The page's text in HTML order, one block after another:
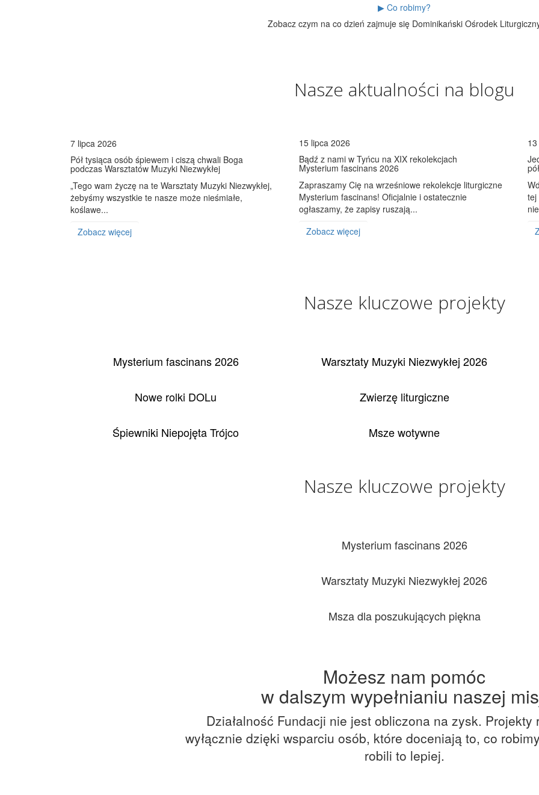
▶ Co robimy?
Zobacz czym na co dzień zajmuje się Dominikański Ośrodek
Nasze aktualności na blogu
15 lipca 2026
Bądź z nami w Tyńcu na XIX rekolekcjach
Mysterium fascinans 2026
Zapraszamy Cię na wrześniowe rekolekcje liturgiczne
Mysterium fascinans! Oficjalnie i ostatecznie
ogłaszamy, że zapisy ruszają...
Zobacz więcej
tej
7 lipca 2026
Pół tysiąca osób śpiewem i ciszą chwali Boga
podczas Warsztatów Muzyki Niezwykłej
„Tego wam życzę na te Warsztaty Muzyki Niezwykłej,
żebyśmy wszystkie te nasze może nieśmiałe,
koślawe...
Zobacz więcej
Nasze kluczowe projekty
Mysterium fascinans 2026 Warsztaty Muzyki Niezwykłej 2026
Nowe rolki DOLu Zwierzę liturgiczne
Śpiewniki Niepojęta Trójco Msze wotywne
Nasze kluczowe projekty
Mysterium fascinans 2026
Warsztaty Muzyki Niezwykłej 2026
Msza dla poszukujących piękna
Możesz nam pomóc
w dalszym wypełnianiu naszej
Działalność Fundacji nie jest obliczona na zysk. Projekty
wyłącznie dzięki wsparciu osób, które doceniają to, co
robili to lepiej.